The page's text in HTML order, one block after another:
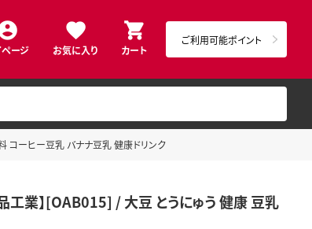
ージ お気に入り カート
ご利用可能ポイント
コーヒー豆乳 バナナ豆乳 健康ドリンク
工業】[OAB015] / 大豆 とうにゅう 健康 豆乳